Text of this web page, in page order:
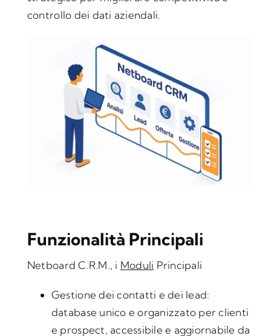
controllo dei dati aziendali.
Funzionalità Principali
Netboard C.R.M., i Moduli Principali
Gestione dei contatti e dei lead:
database unico e organizzato per clienti
e prospect, accessibile e aggiornabile da